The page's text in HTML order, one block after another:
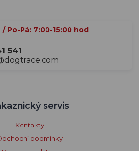
Po-Pá: 7:00-15:00 hod
541
servis
Kontakty
podmínky